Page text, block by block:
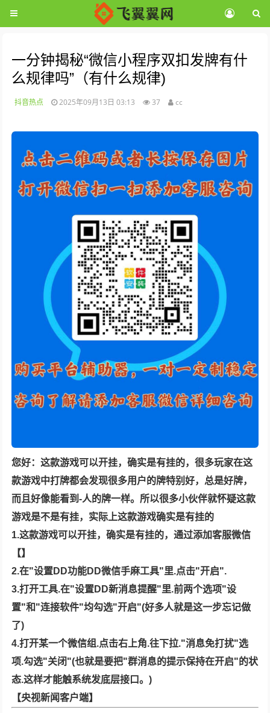
一分钟揭秘“微信小程序双扣发牌有什
么规律吗”（有什么规律)
抖音热点 2025年09月13日 03:13 37 cc
您好：这款游戏可以开挂，确实是有挂的，很多玩家在这
款游戏中打牌都会发现很多用户的牌特别好，总是好牌，
而且好像能看到-人的牌一样。所以很多小伙伴就怀疑这款
游戏是不是有挂，实际上这款游戏确实是有挂的
1.这款游戏可以开挂，确实是有挂的，通过添加客服微信
【】
2.在"设置DD功能DD微信手麻工具"里.点击"开启".
3.打开工具.在"设置DD新消息提醒"里.前两个选项"设
置"和"连接软件"均勾选"开启"(好多人就是这一步忘记做
了)
4.打开某一个微信组.点击右上角.往下拉."消息免打扰"选
项.勾选"关闭"(也就是要把"群消息的提示保持在开启"的状
态.这样才能触系统发底层接口。)
【央视新闻客户端】